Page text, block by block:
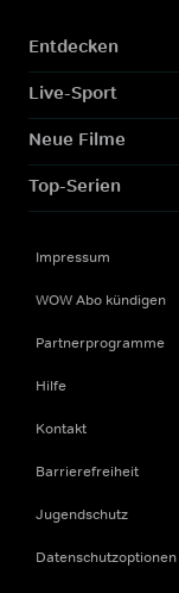
Entdecken
Live-Sport
Neue Filme
Top-Serien
Impressum
WOW Abo kündigen
Partnerprogramme
Hilfe
Kontakt
Barrierefreiheit
Jugendschutz
Datenschutzoptionen